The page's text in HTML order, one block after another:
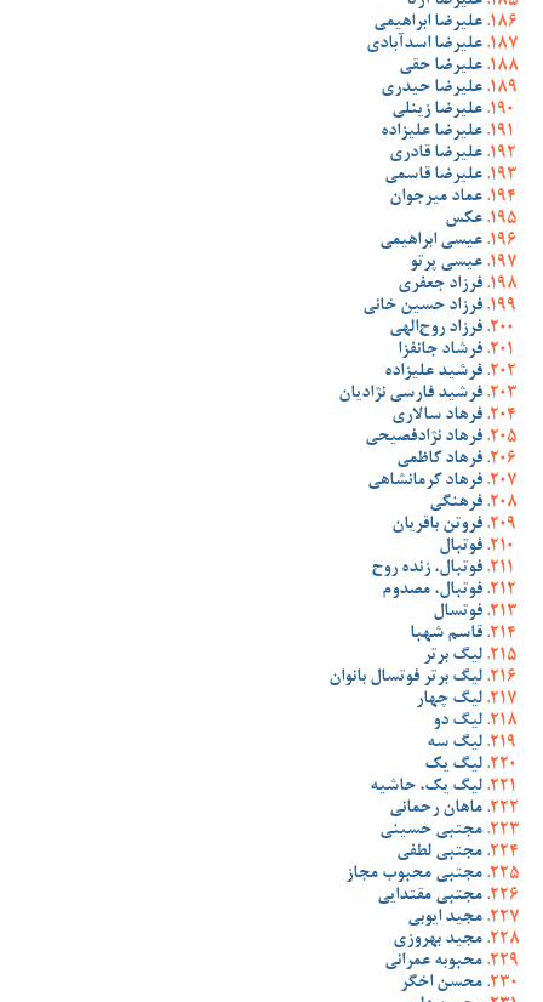
علیرضا ابراهیمی
علیرضا اسدآبادی
علیرضا حقی
علیرضا حیدری
علیرضا زینلی
علیرضا علیزاده
علیرضا قادری
علیرضا قاسمی
عماد میرجوان
عکس
عیسی ابراهیمی
عیسی پرتو
فرزاد جعفری
فرزاد حسین خانی
فرزاد روح‌الهی
فرشاد جانفزا
فرشید علیزاده
فرشید فارسی نژادیان
فرهاد سالاری
فرهاد نژادفصیحی
فرهاد کاظمی
فرهاد کرمانشاهی
فرهنگی
فروتن باقریان
فوتبال
فوتبال، زنده روح
فوتبال، مصدوم
فوتسال
قاسم شهبا
لیگ برتر
لیگ برتر فوتسال بانوان
لیگ چهار
لیگ دو
لیگ سه
لیگ یک
لیگ یک، حاشیه
ماهان رحمانی
مجتبی حسینی
مجتبی لطفی
مجتبی محبوب مجاز
مجتبی مقتدایی
مجید ایوبی
مجید بهروزی
محبوبه عمرانی
محسن اخگر